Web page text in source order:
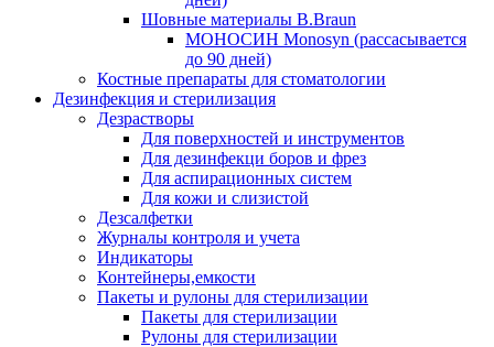
Шовные материалы B.Braun
МОНОСИН Monosyn (рассасывается
до 90 дней)
Костные препараты для стоматологии
Дезинфекция и стерилизация
Дезрастворы
Для поверхностей и инструментов
Для дезинфекци боров и фрез
Для аспирационных систем
Для кожи и слизистой
Дезсалфетки
Журналы контроля и учета
Индикаторы
Контейнеры,емкости
Пакеты и рулоны для стерилизации
Пакеты для стерилизации
Рулоны для стерилизации